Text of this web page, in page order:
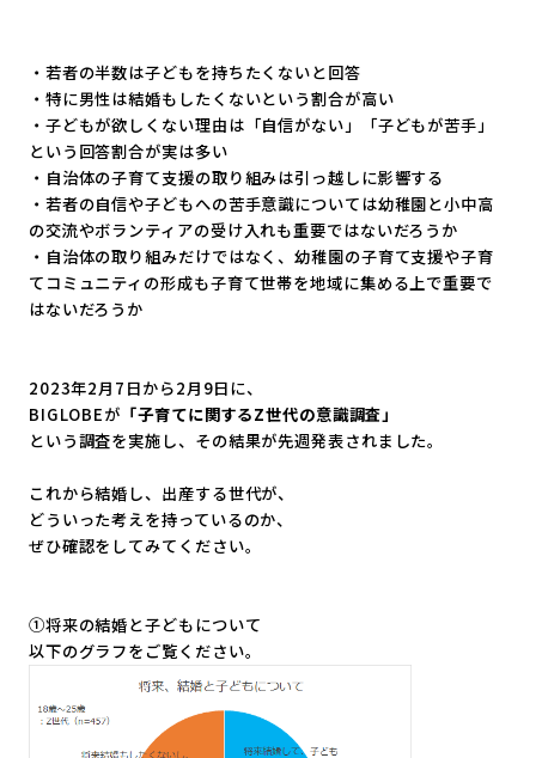
・若者の半数は子どもを持ちたくないと回答
・特に男性は結婚もしたくないという割合が高い
・子どもが欲しくない理由は「自信がない」「子どもが苦手」
という回答割合が実は多い
・自治体の子育て支援の取り組みは引っ越しに影響する
・ 若者の自信や子どもへの苦手意識については幼稚園と小中高
の交流やボランティアの受け入れも重要ではないだろうか
・自治体の取り組みだけではなく、幼稚園の子育て支援や子育
てコミュニティの形成も子育て世帯を地域に集める上で重要で
はないだろうか
2023年2月7日から2月9日に、
BIGLOBEが 「子育てに関するZ世代の意識調査」
という調査を実施し、その結果が先週発表されました。
これから結婚し、出産する世代が、
どういった考えを持っているのか、
ぜひ確認をしてみてください。
①将来の結婚と子どもについて
以下のグラフをご覧ください。